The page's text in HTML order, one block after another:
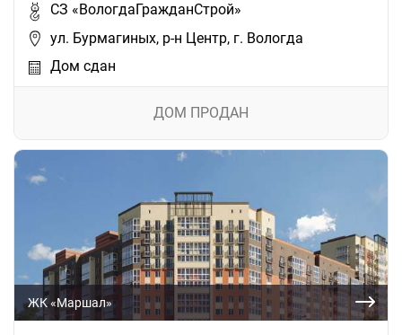
СЗ «ВологдаГражданСтрой»
ул. Бурмагиных, р-н Центр, г. Вологда
Дом сдан
ДОМ ПРОДАН
ЖК «Маршал»